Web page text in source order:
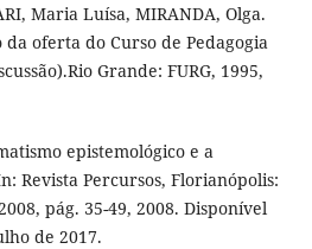
Maria Luísa, MIRANDA, Olga.
oferta do Curso de Pedagogia
Grande: FURG, 1995,
epistemológico e a
Revista Percursos, Florianópolis:
pág. 35-49, 2008. Disponível
de 2017.